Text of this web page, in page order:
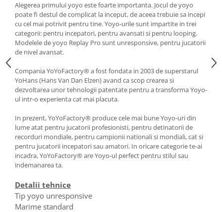
Alegerea primului yoyo este foarte importanta. Jocul de yoyo
poate fi destul de complicat la inceput, de aceea trebuie sa incepi
cu cel mai potrivit pentru tine. Yoyo-urile sunt impartite in trei
categorii: pentru incepatori, pentru avansati si pentru looping.
Modelele de yoyo Replay Pro sunt unresponsive, pentru jucatorii
de nivel avansat.
Compania YoYoFactory® a fost fondata in 2003 de superstarul
YoHans (Hans Van Dan Elzen) avand ca scop crearea si
dezvoltarea unor tehnologii patentate pentru a transforma Yoyo-
ul intr-o experienta cat mai placuta.
In prezent, YoYoFactory® produce cele mai bune Yoyo-uri din
lume atat pentru jucatorii profesionisti, pentru detinatorii de
recorduri mondiale, pentru campionii nationali si mondiali, cat si
pentru jucatorii incepatori sau amatori. In oricare categorie te-ai
incadra, YoYoFactory® are Yoyo-ul perfect pentru stilul sau
indemanarea ta.
Detalii tehnice
Tip yoyo unresponsive
Marime standard